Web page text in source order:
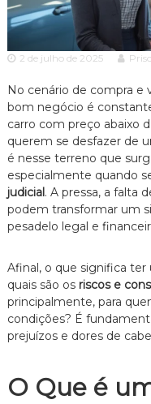
2 de julho de 2025
No cenário de compra e
bom negócio é
carro com preço abaixo
querem se desfazer de
é nesse terreno que
especialmente quando
judicial. A pressa, a falta
podem transformar um
pesadelo legal e
Afinal, o que significa
quais são os riscos e
principalmente, para
condições? É
prejuízos e dores de
O Que é